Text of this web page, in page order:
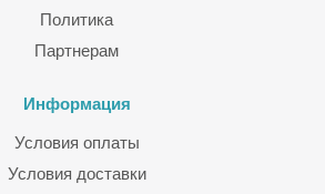
Политика
Партнерам
Информация
Условия оплаты
Условия доставки